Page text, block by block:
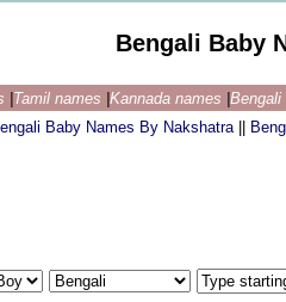
Bengali Baby
Tamil names Kannada names
Baby Names By Nakshatra